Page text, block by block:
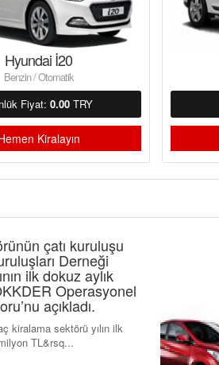
Hyundai İ20
Benzin / Otomatik
Fiyat: 0.00TRY
Kiralayın
çatı kuruluşu
Derneği
ilk dokuz aylık
Operasyonel
açıkladı.
kiralama sektörü yılın ilk
TL&rsq...